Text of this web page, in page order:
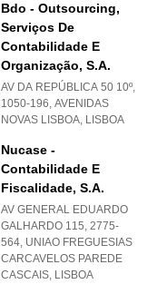
Bdo - Outsourcing,
Serviços De
Contabilidade E
Organização, S.a.
AV DA REPÚBLICA 50 10º,
1050-196, AVENIDAS
NOVAS LISBOA, LISBOA
Nucase -
Contabilidade E
Fiscalidade, S.a.
AV GENERAL EDUARDO
GALHARDO 115, 2775-
564, UNIAO FREGUESIAS
CARCAVELOS PAREDE
CASCAIS, LISBOA